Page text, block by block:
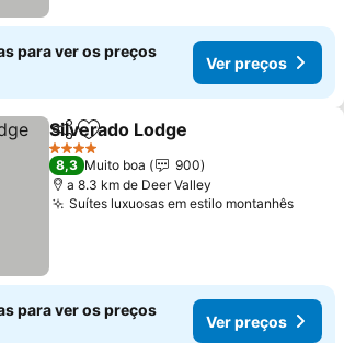
para ver os preços
Ver preços
PartilharAdicionar aos favoritos
Silverado Lodge
4 Estrelas
8,3 Muito boa
900
a 8.3 km de Deer Valley
Suítes luxuosas em estilo montanhêsVer
para ver os preços
Ver preços